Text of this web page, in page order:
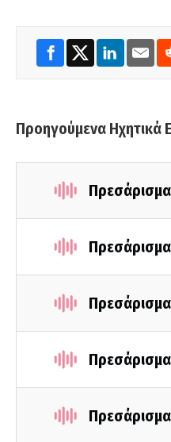
Προηγούμενα Ηχητικά